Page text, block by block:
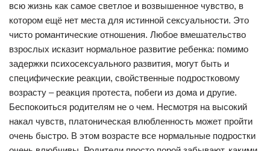
всю жизнь как самое светлое и возвышенное чувство, в
котором ещё нет места для истинной сексуальности. Это
чисто романтические отношения. Любое вмешательство
взрослых исказит нормальное развитие ребенка: помимо
задержки психосексуального развития, могут быть и
специфические реакции, свойственные подростковому
возрасту – реакция протеста, побеги из дома и другие.
Беспокоиться родителям не о чем. Несмотря на высокий
накал чувств, платоническая влюбленность может пройти
очень быстро. В этом возрасте все нормальные подростки